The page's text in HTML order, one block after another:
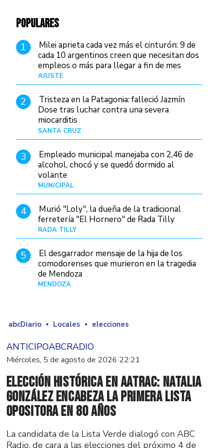
POPULARES
1
Milei aprieta cada vez más el cinturón: 9 de
cada 10 argentinos creen que necesitan dos
empleos o más para llegar a fin de mes
AJUSTE
2
Tristeza en la Patagonia: falleció Jazmín
Dose tras luchar contra una severa
miocarditis
SANTA CRUZ
3
Empleado municipal manejaba con 2,46 de
alcohol, chocó y se quedó dormido al
volante
MUNICIPAL
4
Murió "Loly", la dueña de la tradicional
ferretería "El Hornero" de Rada Tilly
RADA TILLY
5
El desgarrador mensaje de la hija de los
comodorenses que murieron en la tragedia
de Mendoza
MENDOZA
abcDiario Locales elecciones
ANTICIPOABCRADIO
Miércoles, 5 de agosto de 2026 22:21
Elección histórica en AATRAC: Natalia
González encabeza la primera lista
opositora en 80 años
La candidata de la Lista Verde dialogó con ABC
Radio, de cara a las elecciones del próximo 4 de